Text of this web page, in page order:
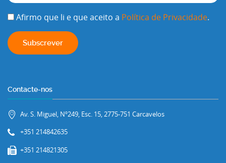
Afirmo que li e que aceito a Política de Privacidade.
Contacte-nos
Av. S. Miguel, Nº249, Esc. 15, 2775-751 Carcavelos
+351 214842635
+351 214821305